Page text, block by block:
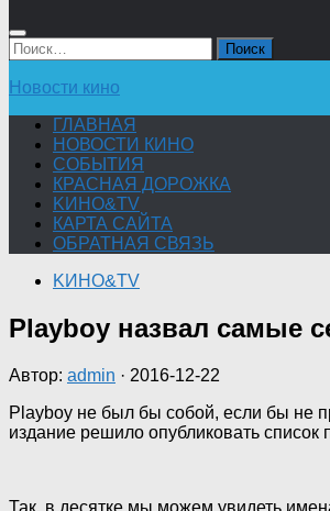
Найти:
Новости кино
ГЛАВНАЯ
НОВОСТИ КИНО
СОБЫТИЯ
КРАСНАЯ ДОРОЖКА
KИНО&TV
КАРТА САЙТА
ОБРАТНАЯ СВЯЗЬ
KИНО&TV
Playboy назвал самые
Автор: admin · 2016-12-22
Playboy не был бы собой, если бы не
издание решило опубликовать
Так, в десятке мы можем увидеть